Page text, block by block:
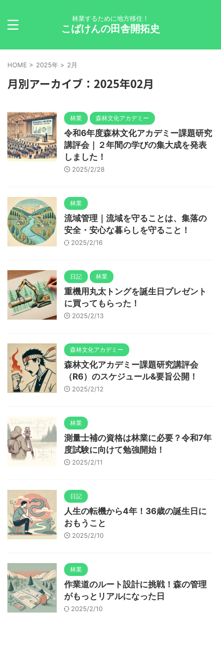
林業するために地方移住！
こばけんの田舎開拓史
HOME > 2025年 > 2月
月別アーカイブ：2025年02月
林業 森林文化アカデミー
令和6年度森林文化アカデミー課題研究
講評会｜２年間の学びの集大成を発表
しました！
2025/2/28
林業
流域管理｜流域を守ることは、集落の
安全・安心な暮らしを守ること！
2025/2/16
日記 林業
重機用丸太トングを誕生日プレゼント
に買ってもらった！
2025/2/13
森林文化アカデミー
森林文化アカデミー課題研究講評会
（R6）のスケジュール&要旨公開！
2025/2/12
林業
測量士補の資格は林業に必要？令和7年
度試験に向けて勉強開始！
2025/2/11
日記
人生の転機から4年！36歳の誕生日に
おもうこと
2025/2/10
林業
作業道のルート設計に挑戦！森の管理
がもっとリアルになった日
2025/2/10